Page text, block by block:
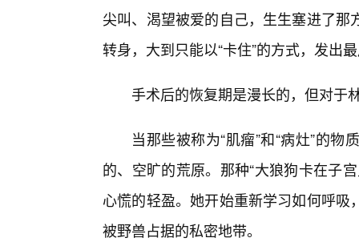
尖叫、渴望被爱的自己，生生塞进了
转身，大到只能以“卡住”的方式，发出
手术后的恢复期是漫长的，但对于
当那些被称为“肌瘤”和“病灶”的
的、空旷的荒原。那种“大狼狗卡在子
心慌的轻盈。她开始重新学习如何呼
被野兽占据的私密地带。